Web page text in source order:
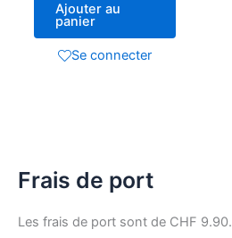
Ajouter au
panier
Se connecter
Frais de port
Les frais de port sont de CHF 9.90.